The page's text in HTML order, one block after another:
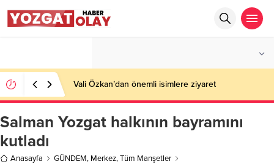
Vali Özkan’dan önemli isimlere ziyaret
Salman Yozgat halkının bayramını
kutladı
Anasayfa GÜNDEM, Merkez,Tüm Manşetler